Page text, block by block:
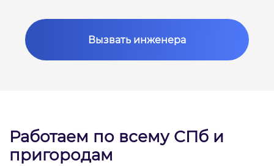
Вызвать инженера
Работаем по всему СПб и
пригородам